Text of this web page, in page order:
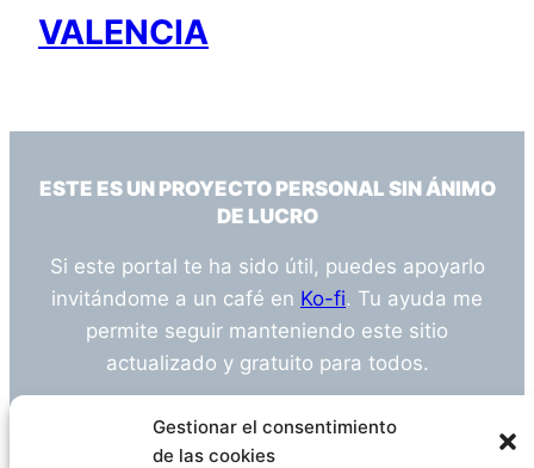
Gestionar el consentimiento
de las cookies
VALENCIA
ESTE ES UN PROYECTO PERSONAL SIN ÁNIMO
DE LUCRO
Si este portal te ha sido útil, puedes apoyarlo
invitándome a un café en Ko-fi. Tu ayuda me
permite seguir manteniendo este sitio
actualizado y gratuito para todos.
¿Tienes alguna duda o sugerencia? Escríbeme
info@empleosanitarioinvestigacion.es